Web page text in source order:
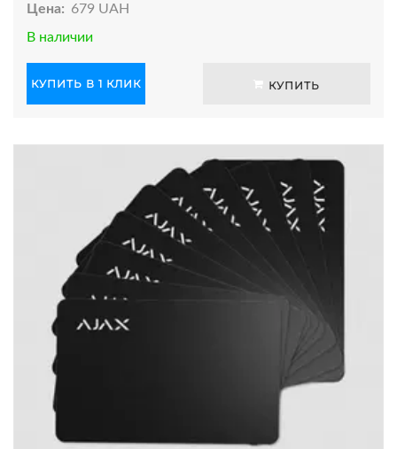
Цена: 679 UAH
В наличии
КУПИТЬ В 1 КЛИК КУПИТЬ